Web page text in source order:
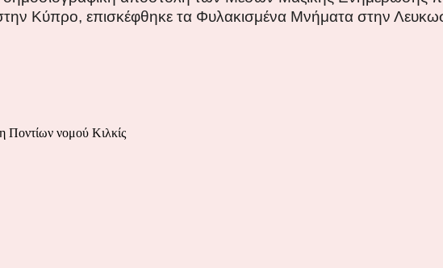
Κύπρο, επισκέφθηκε τα Φυλακισμένα Μνήματα στην
Ποντίων νομού Κιλκίς